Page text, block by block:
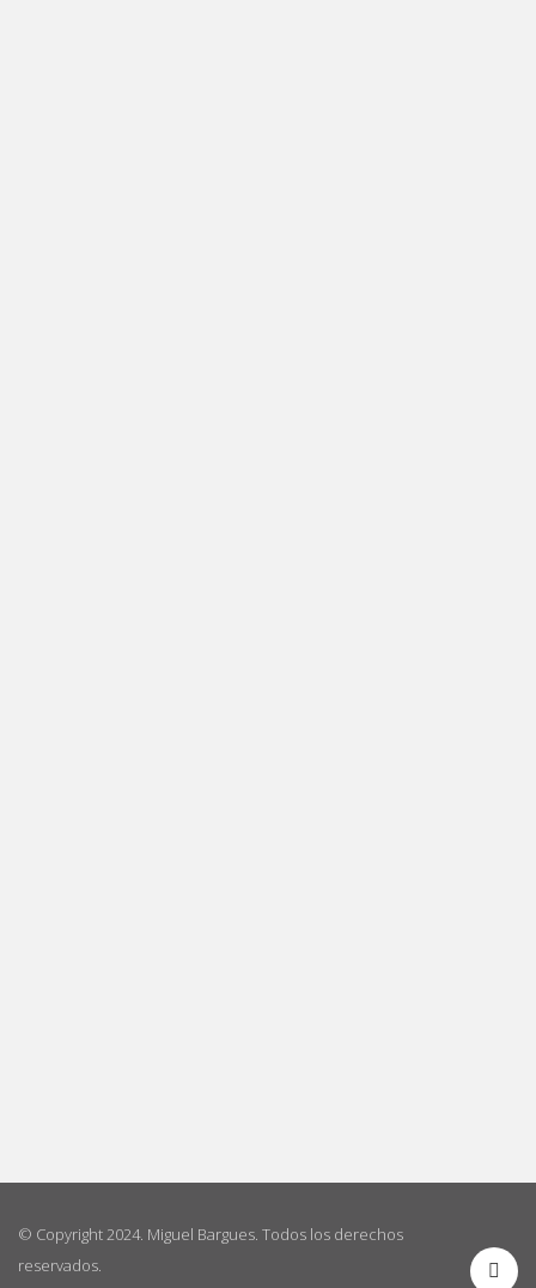
© Copyright 2024. Miguel Bargues. Todos los derechos
reservados.